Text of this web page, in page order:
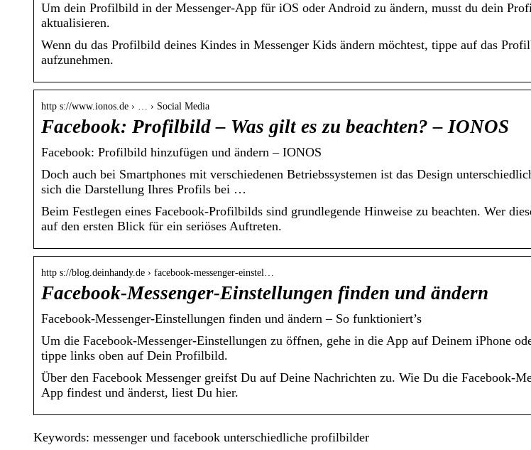
Um dein Profilbild in der Messenger-App für iOS oder Android zu ändern, musst du dein
aktualisieren.
Wenn du das Profilbild deines Kindes in Messenger Kids ändern möchtest, tippe auf das
aufzunehmen.
http s://www.ionos.de › … › Social Media
Facebook: Profilbild – Was gilt es zu beachten? – IONOS
Facebook: Profilbild hinzufügen und ändern – IONOS
Doch auch bei Smartphones mit verschiedenen Betriebssystemen ist das Design
sich die Darstellung Ihres Profils bei …
Beim Festlegen eines Facebook-Profilbilds sind grundlegende Hinweise zu beachten. Wer
auf den ersten Blick für ein seriöses Auftreten.
http s://blog.deinhandy.de › facebook-messenger-einstel…
Facebook-Messenger-Einstellungen finden und ändern
Facebook-Messenger-Einstellungen finden und ändern – So funktioniert’s
Um die Facebook-Messenger-Einstellungen zu öffnen, gehe in die App auf Deinem iPhone
tippe links oben auf Dein Profilbild.
Über den Facebook Messenger greifst Du auf Deine Nachrichten zu. Wie Du die Facebook-
App findest und änderst, liest Du hier.
Keywords: messenger und facebook unterschiedliche profilbilder